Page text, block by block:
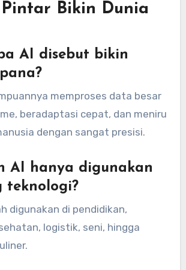
Pintar Bikin Dunia
AI disebut bikin
memproses data besar
beradaptasi cepat, dan meniru
dengan sangat presisi.
AI hanya digunakan
teknologi?
digunakan di pendidikan,
logistik, seni, hingga